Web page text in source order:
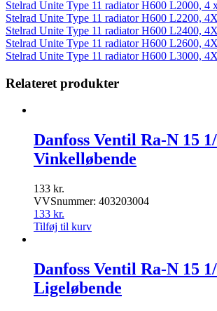
Stelrad Unite Type 11 radiator H600 L2000, 4
Stelrad Unite Type 11 radiator H600 L2200,
Stelrad Unite Type 11 radiator H600 L2400,
Stelrad Unite Type 11 radiator H600 L2600,
Stelrad Unite Type 11 radiator H600 L3000,
Relateret produkter
Danfoss Ventil Ra-N 15
Vinkelløbende
133 kr.
VVSnummer: 403203004
133 kr.
Tilføj til kurv
Danfoss Ventil Ra-N 15
Ligeløbende